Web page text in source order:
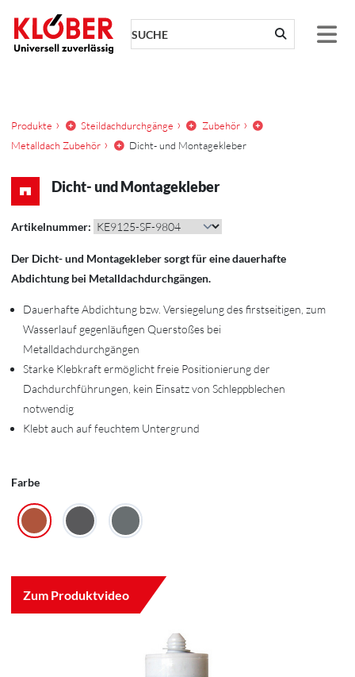
Produkte Steildachdurchgänge
Zubehör
Metalldach Zubehör
Dicht- und Montagekleber
Dicht- und Montagekleber
Artikelnummer:
Der Dicht- und Montagekleber sorgt für eine dauerhafte
Abdichtung bei Metalldachdurchgängen.
Dauerhafte Abdichtung bzw. Versiegelung des firstseitigen, zum
Wasserlauf gegenläufigen Querstoßes bei
Metalldachdurchgängen
Starke Klebkraft ermöglicht freie Positionierung der
Dachdurchführungen, kein Einsatz von Schleppblechen
notwendig
Klebt auch auf feuchtem Untergrund
Farbe
Zum Produktvideo